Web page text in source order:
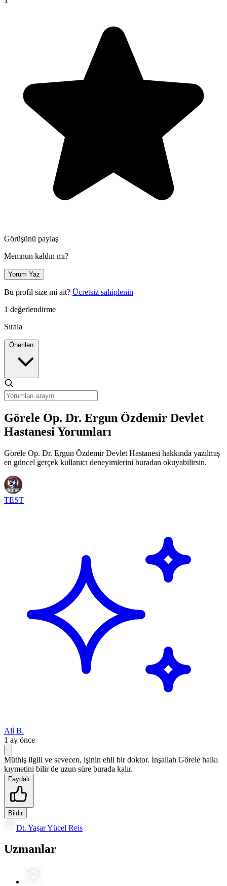
Görüşünü paylaş
Memnun kaldın mı?
Yorum Yaz
Bu profil size mi ait? Ücretsiz sahiplenin
1 değerlendirme
Sırala
Görele Op. Dr. Ergun Özdemir Devlet
Hastanesi Yorumları
Görele Op. Dr. Ergun Özdemir Devlet Hastanesi hakkında yazılmış
en güncel gerçek kullanıcı deneyimlerini buradan okuyabilirsin.
TEST
Ali̇ B.
1 ay önce
Müthiş ilgili ve sevecen, işinin ehli bir doktor. İnşallah Görele halkı
kıymetini bilir de uzun süre burada kalır.
Faydalı
Bildir
Dt. Yaşar Yücel Reis
Uzmanlar